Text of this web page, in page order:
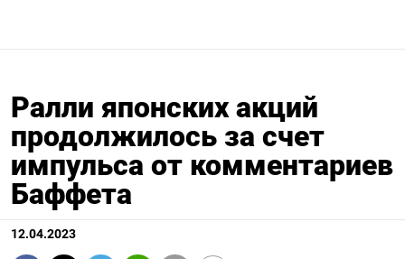
Ралли японских акций
продолжилось за счет
импульса от комментариев
Баффета
12.04.2023